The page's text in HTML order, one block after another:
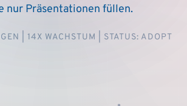
nur Präsentationen füllen.
| 14X WACHSTUM | STATUS: ADOPT